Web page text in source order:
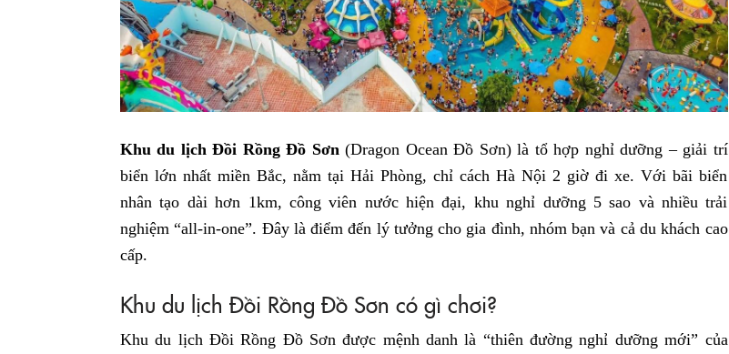
Khu du lịch Đồi Rồng Đồ Sơn (Dragon Ocean Đồ Sơn) là tổ hợp nghỉ dưỡng – giải trí
biển lớn nhất miền Bắc, nằm tại Hải Phòng, chỉ cách Hà Nội 2 giờ đi xe. Với bãi biển
nhân tạo dài hơn 1km, công viên nước hiện đại, khu nghỉ dưỡng 5 sao và nhiều trải
nghiệm “all-in-one”. Đây là điểm đến lý tưởng cho gia đình, nhóm bạn và cả du khách cao
cấp.
Khu du lịch Đồi Rồng Đồ Sơn có gì chơi?
Khu du lịch Đồi Rồng Đồ Sơn được mệnh danh là “thiên đường nghỉ dưỡng mới” của